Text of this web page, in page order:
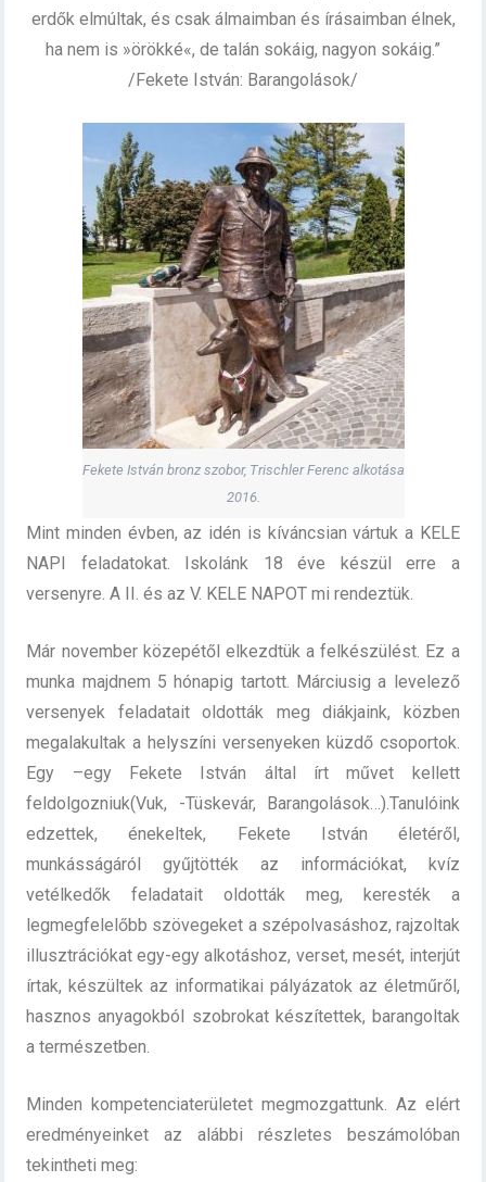
erdők elmúltak, és csak álmaimban és írásaimban élnek,
ha nem is »örökké«, de talán sokáig, nagyon sokáig.”
/Fekete István: Barangolások/
Fekete István bronz szobor, Trischler Ferenc alkotása
2016.
Mint minden évben, az idén is kíváncsian vártuk a KELE
NAPI feladatokat. Iskolánk 18 éve készül erre a
versenyre. A II. és az V. KELE NAPOT mi rendeztük.
Már november közepétől elkezdtük a felkészülést. Ez a
munka majdnem 5 hónapig tartott. Márciusig a levelező
versenyek feladatait oldották meg diákjaink, közben
megalakultak a helyszíni versenyeken küzdő csoportok.
Egy –egy Fekete István által írt művet kellett
feldolgozniuk(Vuk, -Tüskevár, Barangolások…).Tanulóink
edzettek, énekeltek, Fekete István életéről,
munkásságáról gyűjtötték az információkat, kvíz
vetélkedők feladatait oldották meg, keresték a
legmegfelelőbb szövegeket a szépolvasáshoz, rajzoltak
illusztrációkat egy-egy alkotáshoz, verset, mesét, interjút
írtak, készültek az informatikai pályázatok az életműről,
hasznos anyagokból szobrokat készítettek, barangoltak
a természetben.
Minden kompetenciaterületet megmozgattunk. Az elért
eredményeinket az alábbi részletes beszámolóban
tekintheti meg: